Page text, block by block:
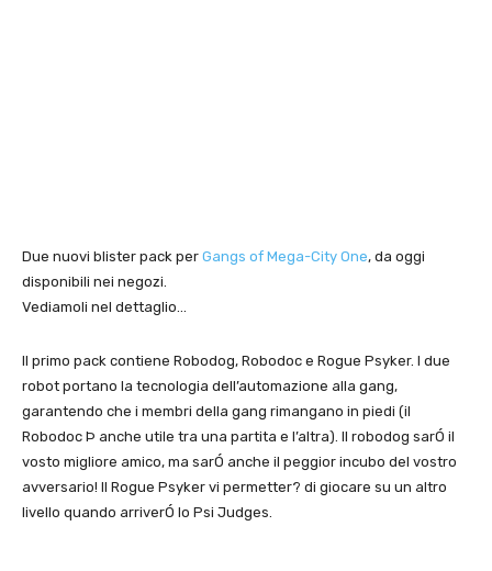
Due nuovi blister pack per Gangs of Mega-City One, da oggi
disponibili nei negozi.
Vediamoli nel dettaglio…
Il primo pack contiene Robodog, Robodoc e Rogue Psyker. I due
robot portano la tecnologia dell’automazione alla gang,
garantendo che i membri della gang rimangano in piedi (il
Robodoc Þ anche utile tra una partita e l’altra). Il robodog sarÓ il
vosto migliore amico, ma sarÓ anche il peggior incubo del vostro
avversario! Il Rogue Psyker vi permetter? di giocare su un altro
livello quando arriverÓ lo Psi Judges.